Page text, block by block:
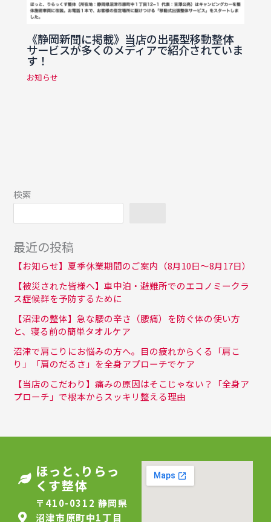
《静岡新聞に掲載》当店の出張型移動整体
サービスが多くのメディアで紹介されていま
す！
お知らせ
検索
最近の投稿
【お知らせ】夏季休業期間のご案内（8月10日〜8月17日）
【被災された皆様へ】車中泊・避難所でのエコノミークラ
ス症候群を予防するために
【沼津の整体】急な腰の辛さ（腰痛）を防ぐ体の使い方
と、寝る前の簡単タオルケア
沼津で肩こりにお悩みの方へ。目の疲れからくる「肩こ
り」「肩のだるさ」を全身アプローチでケア
【当店のこだわり】痛みの原因はそこじゃない？「全身ア
プローチ」で根本からスッキリ整える理由
ほっと 、りらっ
くす整体
〒410-0312 静岡県
沼津市原町中1丁目